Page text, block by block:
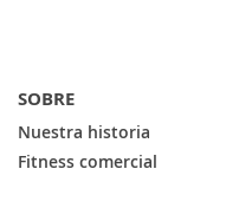
SOBRE
Nuestra historia
Fitness comercial